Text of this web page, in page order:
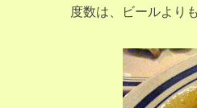
度数は、ビールより